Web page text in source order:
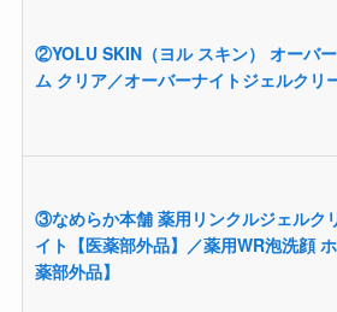
②YOLU SKIN（ヨル スキン） オーバ
ム クリア／オーバーナイトジェルクリ
③なめらか本舗 薬用リンクルジェルク
イト【医薬部外品】／薬用WR泡洗顔
薬部外品】